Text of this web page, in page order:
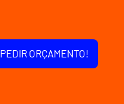
PEDIR ORÇAMENTO!